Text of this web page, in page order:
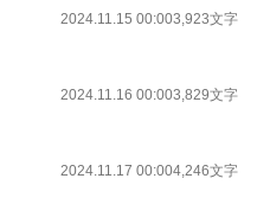
2024.11.15 00:003,923文字
2024.11.16 00:003,829文字
2024.11.17 00:004,246文字